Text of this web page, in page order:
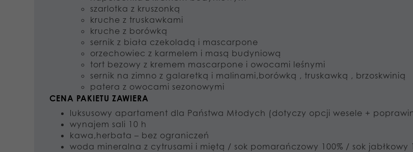
szarlotka z kruszonką
kruche z truskawkami
kruche z borówką
sernik z biała czekoladą i mascarpone
orzechowiec z karmelem i masą budyniową
tort bezowy z kremem mascarpone i owocami leśnymi
sernik na zimno z galaretką i malinami,borówką , truskawką , brzoskwinią
patera z owocami sezonowymi
CENA PAKIETU ZAWIERA
luksusowy apartament dla Państwa Młodych (dotyczy opcji wesele +
wynajem sali 10 h
kawa,herbata – bez ograniczeń
woda mineralna z cytrusami i miętą / sok pomarańczowy 100% / sok